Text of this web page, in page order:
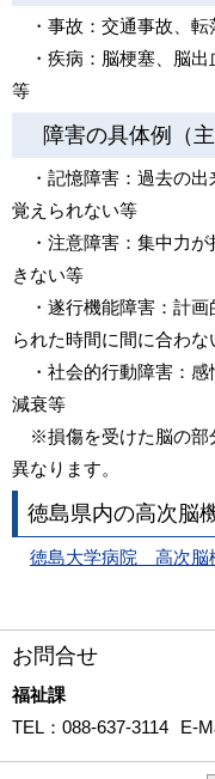
・事故：交通事故、転
・疾病：脳梗塞、脳出
等
障害の具体例（主
・記憶障害：過去の出
覚えられない等
・注意障害：集中力が
きない等
・遂行機能障害：計画
られた時間に間に合わな
・社会的行動障害：感
減衰等
※損傷を受けた脳の部
異なります。
徳島県内の高次脳
徳島大学病院 高次脳
お問合せ
福祉課
TEL ：088-637-3114 E-